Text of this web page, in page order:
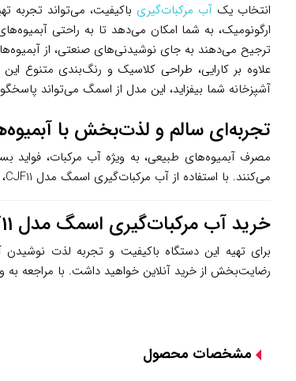
انتخاب یک آب مرکبات‌گیری
ارگونومیک، به شما امکان می‌دهد تا به راحتی
ترجیح می‌دهند به جای نوشیدنی‌های صنعتی، از
علاوه بر کارایی، طراحی کلاسیک و رنگ‌بندی متنوع
آشپزخانه شما بیفزاید، این مدل از اسمگ می‌تواند
تجربه‌ای سالم و لذت‌بخش با
می‌کنند. با استفاده از آب مرکبات‌گیری اسمگ مدل CJF11، می‌توانید در کوتاه‌ترین زمان ممکن، آبمیوه‌هایی تازه و خالص تهیه کنید که طعم و کیفیت آنها با محصولات صنعتی قابل مقایسه نیست.
خرید آب مرکبات‌گیری اسمگ مدل CJF11 از مه سنتر
برای تهیه این دستگاه باکیفیت و تجربه لذت نوشیدن
رضایت‌بخش از خرید آنلاین خواهید داشت. با مراجعه
مشخصات محصول